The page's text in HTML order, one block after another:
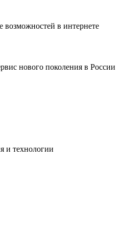
возможностей в интернете
нового поколения в России
и технологии